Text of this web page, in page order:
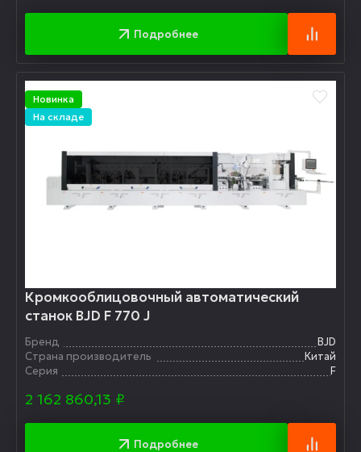
Подробнее
Новинка
На складе
Кромкооблицовочный автоматический
станок BJD F 770 J
Бренд
BJD
Страна производитель
Китай
Серия
F
2 162 860,13 ₽
Подробнее